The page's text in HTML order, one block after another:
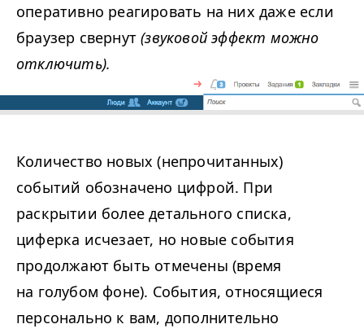
оперативно реагировать на них даже если
браузер свернут(звуковой эффект можно
отключить).
Количество новых (непрочитанных)
событий обозначено цифрой. При
раскрытии более детального списка,
циферка исчезает, но новые события
продолжают быть отмечены (время
на голубом фоне). События, относящиеся
персонально к вам, дополнительно